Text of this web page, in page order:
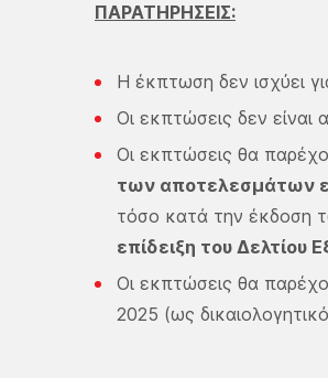
ΠΑΡΑΤΗΡΗΣΕΙΣ:
Η έκπτωση δεν ισχύει
Οι εκπτώσεις δεν
Οι εκπτώσεις θα
των αποτελεσμάτων
τόσο κατά την έκδοση
επίδειξη του Δελτίου
Οι εκπτώσεις θα
2025 (ως